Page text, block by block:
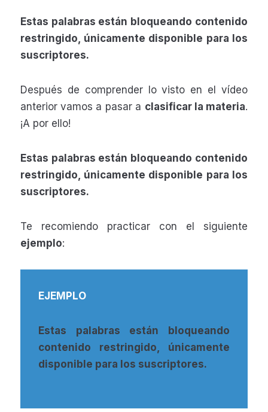
Estas palabras están bloqueando contenido
restringido, únicamente disponible para los
suscriptores.
Después de comprender lo visto en el vídeo
anterior vamos a pasar a clasificar la materia.
¡A por ello!
Estas palabras están bloqueando contenido
restringido, únicamente disponible para los
suscriptores.
Te recomiendo practicar con el siguiente
ejemplo:
EJEMPLO
Estas palabras están bloqueando
contenido restringido, únicamente
disponible para los suscriptores.